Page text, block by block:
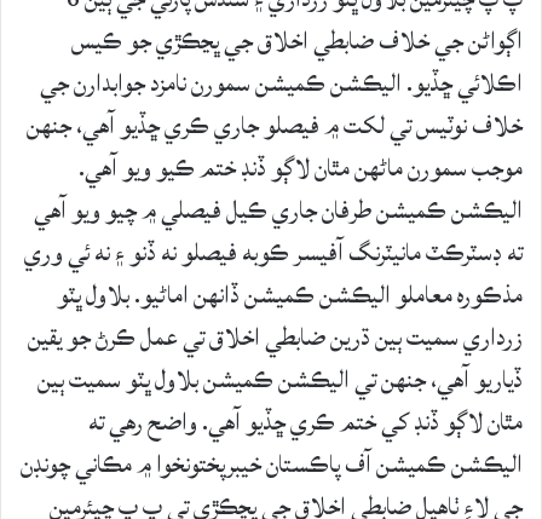
اڳواڻن جي خلاف ضابطي اخلاق جي ڀڃڪڙي جو ڪيس
اڪلائي ڇڏيو. اليڪشن ڪميشن سمورن نامزد جوابدارن جي
خلاف نوٽيس تي لکت ۾ فيصلو جاري ڪري ڇڏيو آهي، جنهن
موجب سمورن ماڻهن مٿان لاڳو ڏنڊ ختم ڪيو ويو آهي.
اليڪشن ڪميشن طرفان جاري ڪيل فيصلي ۾ چيو ويو آهي
ته ڊسٽرڪٽ مانيٽرنگ آفيسر ڪوبه فيصلو نه ڏنو ۽ نه ئي وري
مذڪوره معاملو اليڪشن ڪميشن ڏانهن اماڻيو. بلاول ڀٽو
زرداري سميت ٻين ڌرين ضابطي اخلاق تي عمل ڪرڻ جو يقين
ڏياريو آهي، جنهن تي اليڪشن ڪميشن بلاول ڀٽو سميت ٻين
مٿان لاڳو ڏنڊ کي ختم ڪري ڇڏيو آهي. واضح رهي ته
اليڪشن ڪميشن آف پاڪستان خيبرپختونخوا ۾ مڪاني چونڊن
جي لاءِ ٺاهيل ضابطي اخلاق جي ڀڃڪڙي تي پ پ چيئرمين